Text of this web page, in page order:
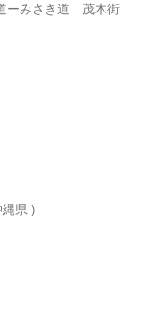
ーみさき道 茂木街
県 )